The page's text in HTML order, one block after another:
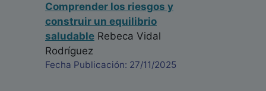
Comprender los riesgos y
construir un equilibrio
saludable Rebeca Vidal
Rodríguez
Fecha Publicación: 27/11/2025